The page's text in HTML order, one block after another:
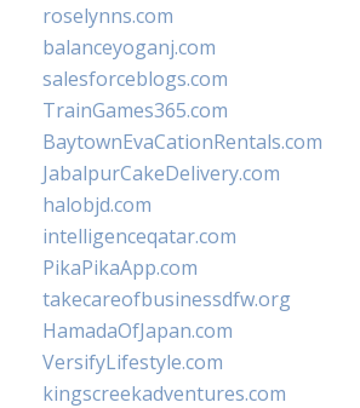
roselynns.com
balanceyoganj.com
salesforceblogs.com
TrainGames365.com
BaytownEvaCationRentals.com
JabalpurCakeDelivery.com
halobjd.com
intelligenceqatar.com
PikaPikaApp.com
takecareofbusinessdfw.org
HamadaOfJapan.com
VersifyLifestyle.com
kingscreekadventures.com